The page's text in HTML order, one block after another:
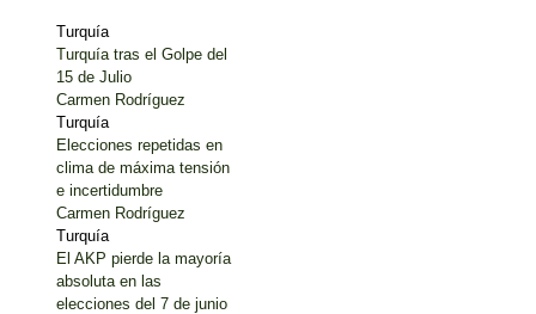
Turquía
Turquía tras el Golpe del
15 de Julio
Carmen Rodríguez
Turquía
Elecciones repetidas en
clima de máxima tensión
e incertidumbre
Carmen Rodríguez
Turquía
El AKP pierde la mayoría
absoluta en las
elecciones del 7 de junio